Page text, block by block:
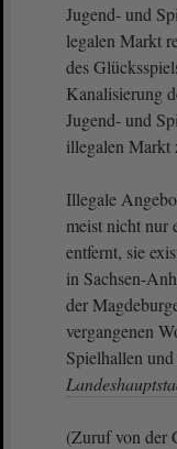
Jugend- und
legalen Markt
des
Kanalisierung
Jugend- und
illegalen Markt
Illegale
meist nicht
entfernt, sie
in Sachsen-
der
vergangenen
Spielhallen
(Zuruf von der